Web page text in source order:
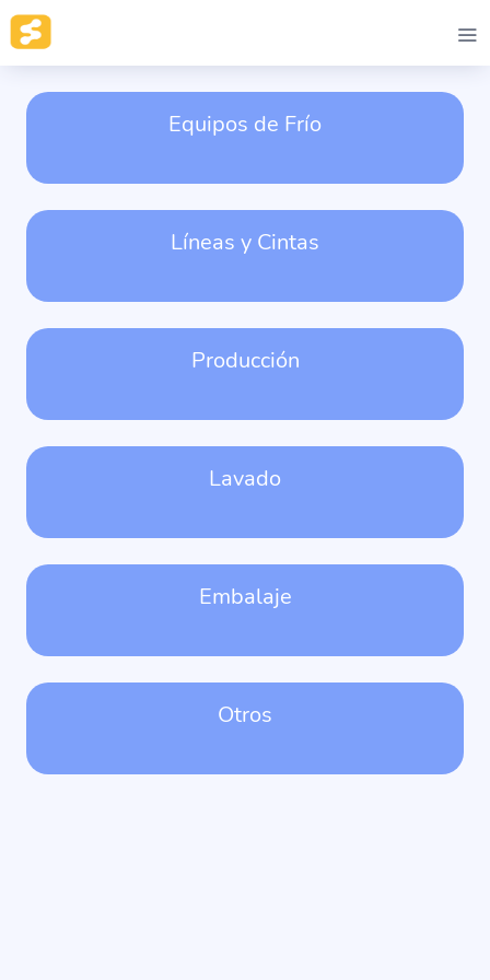
Equipos de Frío
Líneas y Cintas
Producción
Lavado
Embalaje
Otros